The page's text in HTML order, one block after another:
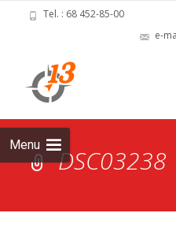
Tel. : 68 452-85-00
e-
Menu DSC03238